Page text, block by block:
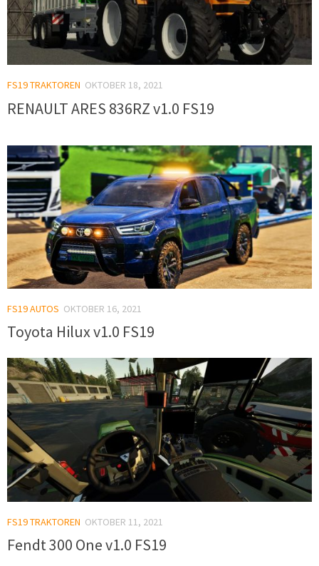
FS19 TRAKTOREN OKTOBER 18, 2021
RENAULT ARES 836RZ v1.0 FS19
FS19 AUTOS OKTOBER 16, 2021
Toyota Hilux v1.0 FS19
FS19 TRAKTOREN OKTOBER 11, 2021
Fendt 300 One v1.0 FS19